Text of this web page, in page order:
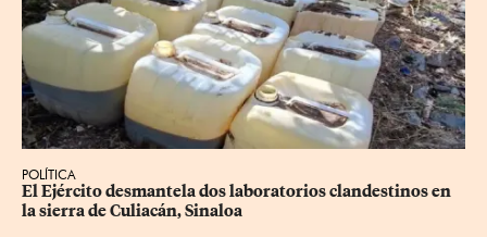
POLÍTICA
El Ejército desmantela dos laboratorios clandestinos en
la sierra de Culiacán, Sinaloa